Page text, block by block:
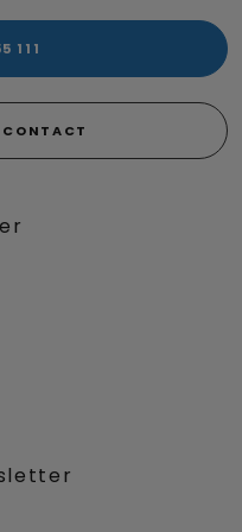
111
CONTACT